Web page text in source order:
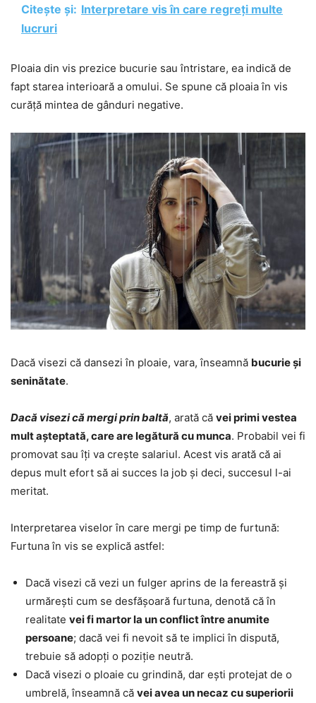
Citește și: Interpretare vis în care regreți multe
lucruri
Ploaia din vis prezice bucurie sau întristare, ea indică de
fapt starea interioară a omului. Se spune că ploaia în vis
curăță mintea de gânduri negative.
Dacă visezi că dansezi în ploaie, vara, înseamnă bucurie și
seninătate.
Dacă visezi că mergi prin baltă, arată că vei primi vestea
mult așteptată, care are legătură cu munca. Probabil vei fi
promovat sau îți va crește salariul. Acest vis arată că ai
depus mult efort să ai succes la job și deci, succesul l-ai
meritat.
Interpretarea viselor în care mergi pe timp de furtună:
Furtuna în vis se explică astfel:
Dacă visezi că vezi un fulger aprins de la fereastră și
urmărești cum se desfășoară furtuna, denotă că în
realitate vei fi martor la un conflict între anumite
persoane; dacă vei fi nevoit să te implici în dispută,
trebuie să adopți o poziție neutră.
Dacă visezi o ploaie cu grindină, dar ești protejat de o
umbrelă, înseamnă că vei avea un necaz cu superiorii